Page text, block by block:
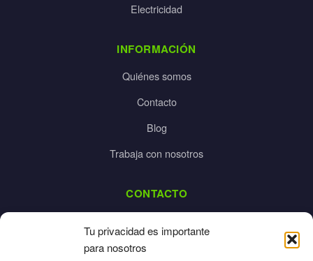
Tu privacidad es importante
para nosotros
Electricidad
INFORMACIÓN
Quiénes somos
Contacto
Blog
Trabaja con nosotros
CONTACTO
925 532 213